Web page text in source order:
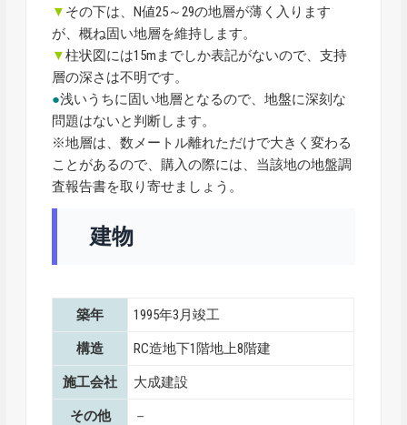
▼ その下は、N値25～29の地層が薄く入ります
が、概ね固い地層を維持します。
▼柱状図には15mまでしか表記がないので、支持
層の深さは不明です。
●浅いうちに固い地層となるので、地盤に深刻な
問題はないと判断します。
※地層は、数メートル離れただけで大きく変わる
ことがあるので、購入の際には、当該地の地盤調
査報告書を取り寄せましょう。
建物
築年 1995年3月竣工
構造 RC造地下1階地上8階建
施工会社 大成建設
その他 －